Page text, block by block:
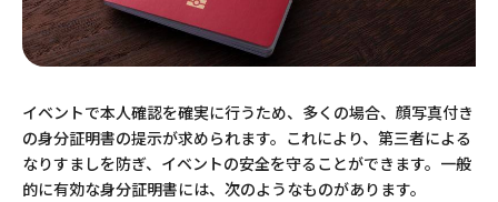
イベントで本人確認を確実に行うため、多くの場合、顔写真付き
の身分証明書の提示が求められます。これにより、第三者による
なりすましを防ぎ、イベントの安全を守ることができます。一般
的に有効な身分証明書には、次のようなものがあります。